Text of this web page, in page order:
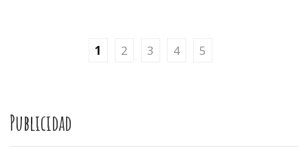
1 2 3 4 5
Publicidad